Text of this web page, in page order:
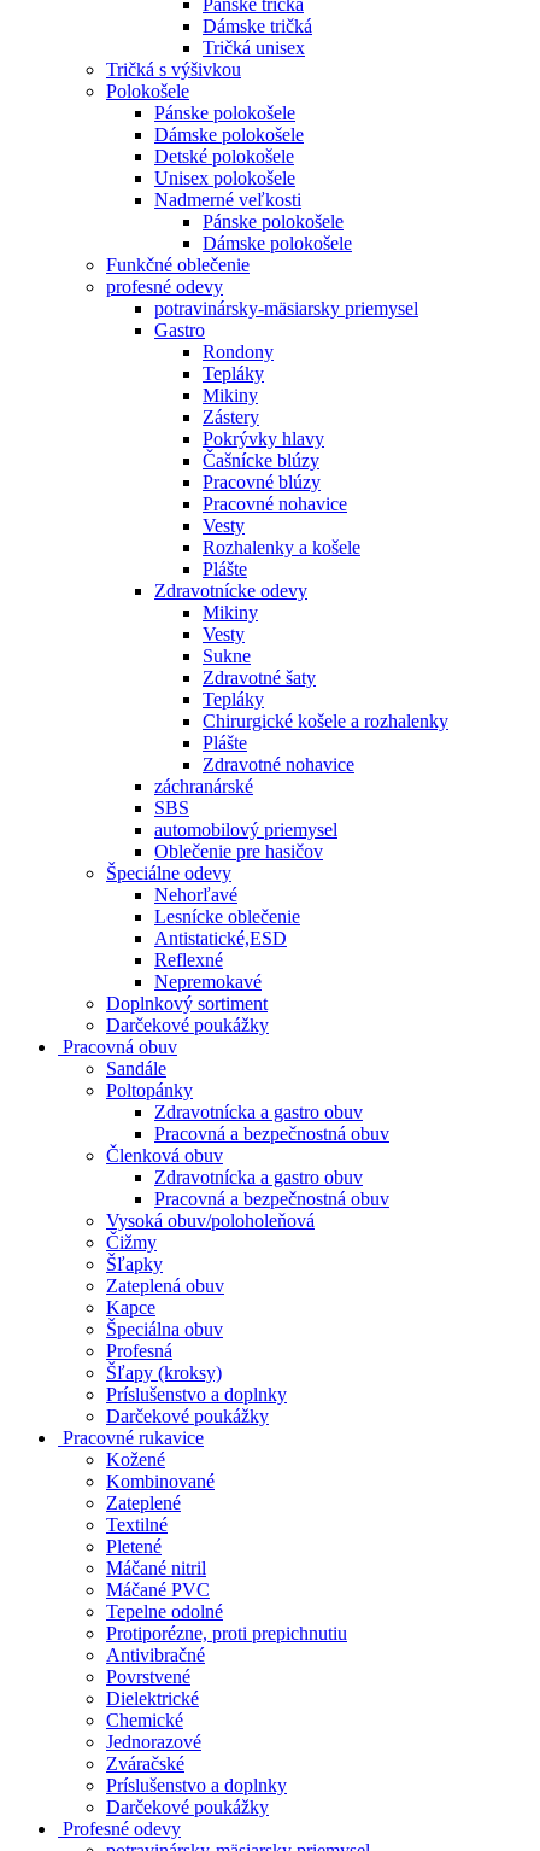
Dámske tričká
Tričká unisex
Tričká s výšivkou
Polokošele
Pánske polokošele
Dámske polokošele
Detské polokošele
Unisex polokošele
Nadmerné veľkosti
Pánske polokošele
Dámske polokošele
Funkčné oblečenie
profesné odevy
potravinársky-mäsiarsky priemysel
Gastro
Rondony
Tepláky
Mikiny
Zástery
Pokrývky hlavy
Čašnícke blúzy
Pracovné blúzy
Pracovné nohavice
Vesty
Rozhalenky a košele
Plášte
Zdravotnícke odevy
Mikiny
Vesty
Sukne
Zdravotné šaty
Tepláky
Chirurgické košele a rozhalenky
Plášte
Zdravotné nohavice
záchranárské
SBS
automobilový priemysel
Oblečenie pre hasičov
Špeciálne odevy
Nehorľavé
Lesnícke oblečenie
Antistatické,ESD
Reflexné
Nepremokavé
Doplnkový sortiment
Darčekové poukážky
Pracovná obuv
Sandále
Poltopánky
Zdravotnícka a gastro obuv
Pracovná a bezpečnostná obuv
Členková obuv
Zdravotnícka a gastro obuv
Pracovná a bezpečnostná obuv
Vysoká obuv/poloholeňová
Čižmy
Šľapky
Zateplená obuv
Kapce
Špeciálna obuv
Profesná
Šľapy (kroksy)
Príslušenstvo a doplnky
Darčekové poukážky
Pracovné rukavice
Kožené
Kombinované
Zateplené
Textilné
Pletené
Máčané nitril
Máčané PVC
Tepelne odolné
Protiporézne, proti prepichnutiu
Antivibračné
Povrstvené
Dielektrické
Chemické
Jednorazové
Zváračské
Príslušenstvo a doplnky
Darčekové poukážky
Profesné odevy